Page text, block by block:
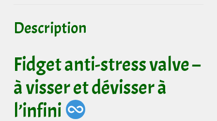
Description
Fidget anti-stress valve –
à visser et dévisser à
l’infini